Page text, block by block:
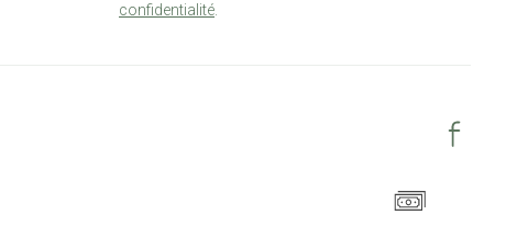
confidentialité